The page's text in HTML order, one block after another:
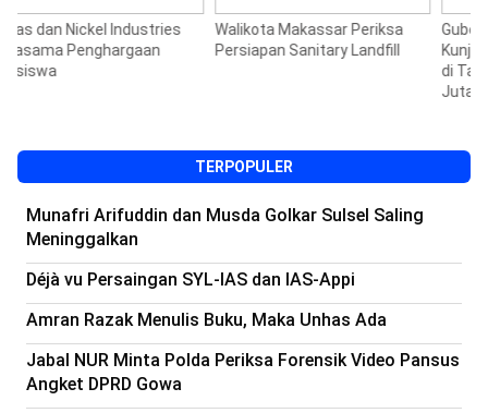
Walikota Makassar Periksa
Persiapan Sanitary Landfill
Gubernur Andi Sudirman
Kunjungi Pengungsi Kebakaran
di Tallo, Beri Bantuan Rp795
TERPOPULER
Munafri Arifuddin dan Musda Golkar Sulsel Saling
Meninggalkan
Déjà vu Persaingan SYL-IAS dan IAS-Appi
Amran Razak Menulis Buku, Maka Unhas Ada
Jabal NUR Minta Polda Periksa Forensik Video Pansus
Angket DPRD Gowa